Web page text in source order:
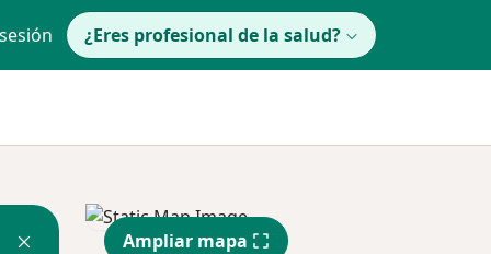
¿Eres profesional de la salud?
Ampliar mapa